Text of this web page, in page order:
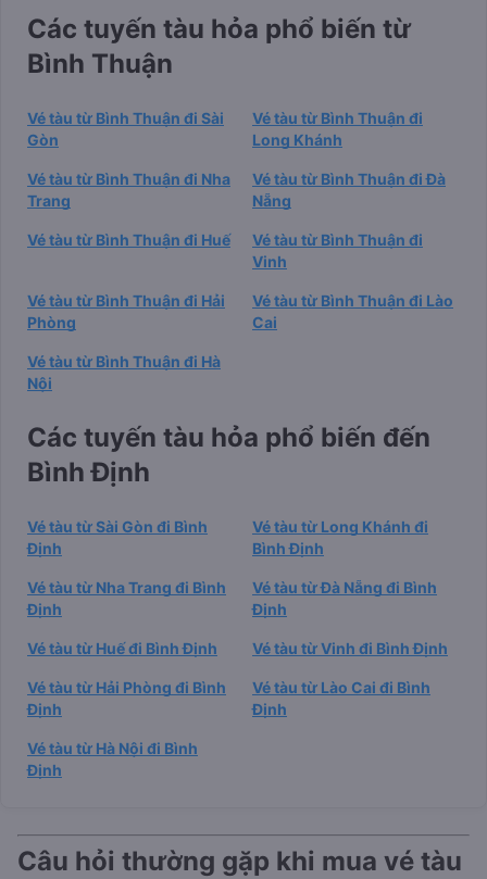
Các tuyến tàu hỏa phổ biến từ
Bình Thuận
Vé tàu từ Bình Thuận đi Sài
Gòn
Vé tàu từ Bình Thuận đi
Long Khánh
Vé tàu từ Bình Thuận đi Nha
Trang
Vé tàu từ Bình Thuận đi Đà
Nẵng
Vé tàu từ Bình Thuận đi Huế
Vé tàu từ Bình Thuận đi
Vinh
Vé tàu từ Bình Thuận đi Hải
Phòng
Vé tàu từ Bình Thuận đi Lào
Cai
Vé tàu từ Bình Thuận đi Hà
Nội
Các tuyến tàu hỏa phổ biến đến
Bình Định
Vé tàu từ Sài Gòn đi Bình
Định
Vé tàu từ Long Khánh đi
Bình Định
Vé tàu từ Nha Trang đi Bình
Định
Vé tàu từ Đà Nẵng đi Bình
Định
Vé tàu từ Huế đi Bình Định Vé tàu từ Vinh đi Bình Định
Vé tàu từ Hải Phòng đi Bình
Định
Vé tàu từ Lào Cai đi Bình
Định
Vé tàu từ Hà Nội đi Bình
Định
Câu hỏi thường gặp khi mua vé tàu